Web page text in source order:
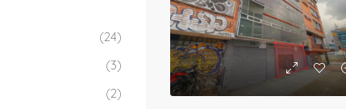
(24)
(3)
(2)